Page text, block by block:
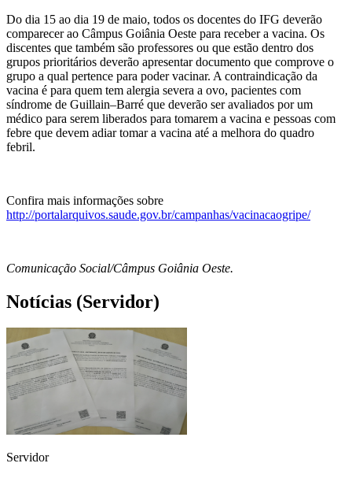
Do dia 15 ao dia 19 de maio, todos os docentes do IFG deverão
comparecer ao Câmpus Goiânia Oeste para receber a vacina. Os
discentes que também são professores ou que estão dentro dos
grupos prioritários deverão apresentar documento que comprove o
grupo a qual pertence para poder vacinar. A contraindicação da
vacina é para quem tem alergia severa a ovo, pacientes com
síndrome de Guillain–Barré que deverão ser avaliados por um
médico para serem liberados para tomarem a vacina e pessoas com
febre que devem adiar tomar a vacina até a melhora do quadro
febril.
Confira mais informações sobre
http://portalarquivos.saude.gov.br/campanhas/vacinacaogripe/
Comunicação Social/Câmpus Goiânia Oeste.
Notícias (Servidor)
Servidor